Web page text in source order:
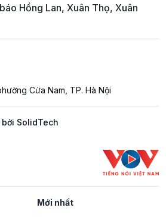
Hồng Lan, Xuân Thọ, Xuân
Cửa Nam, TP. Hà Nội
SolidTech
Mới nhất